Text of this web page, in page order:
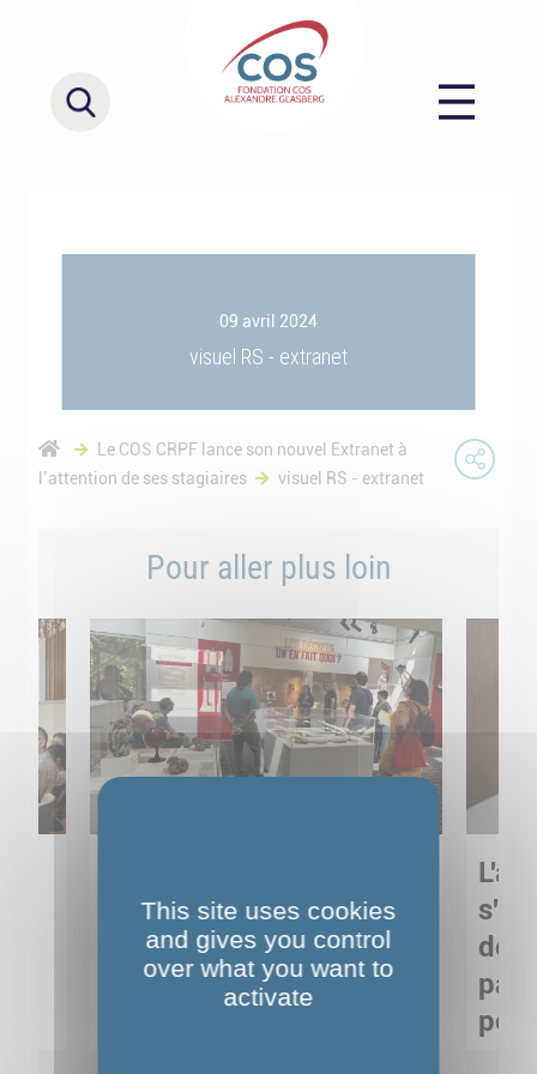
09 avril 2024
visuel RS - extranet
Le COS CRPF lance son nouvel Extranet à
l’attention de ses stagiaires
visuel RS - extranet
Pour aller plus loin
Musée de Préhistoire de
Nemours : apprendre
autrement grâce à la
de
This site uses cookies
and gives you control
over what you want to
activate